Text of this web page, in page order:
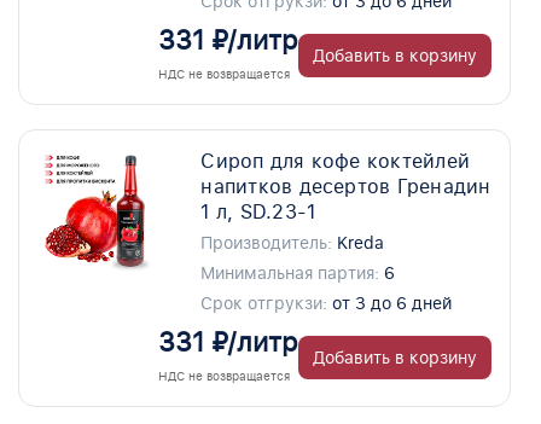
331 ₽/литр
НДС не возвращается
Добавить в корзину
Сироп для кофе коктейлей
напитков десертов Гренадин
1 л, SD.23-1
Производитель: Kreda
Минимальная партия: 6
Срок отгрукзи: от 3 до 6 дней
331 ₽/литр
НДС не возвращается
Добавить в корзину